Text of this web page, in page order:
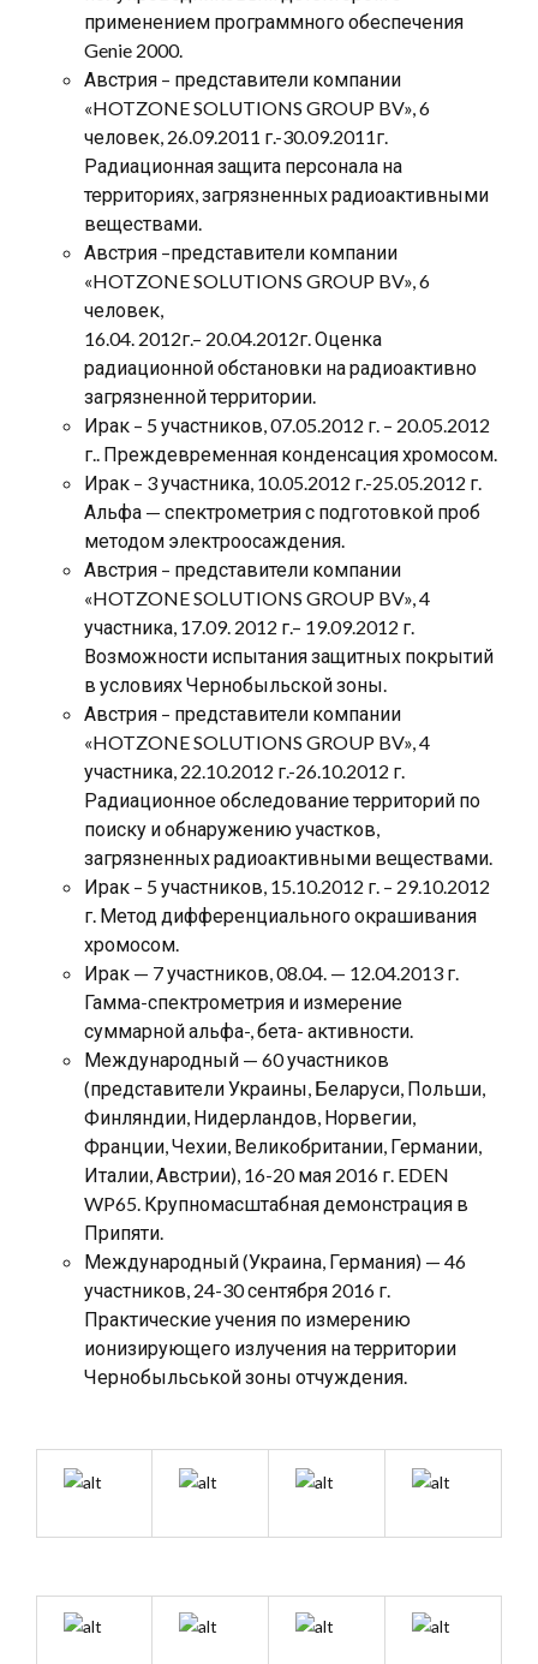
применением программного обеспечения
Genie 2000.
Австрия – представители компании
«HOTZONE SOLUTIONS GROUP BV», 6
человек, 26.09.2011 г.-30.09.2011г.
Радиационная защита персонала на
территориях, загрязненных радиоактивными
веществами.
Австрия –представители компании
«HOTZONE SOLUTIONS GROUP BV», 6
человек,
16.04. 2012г.– 20.04.2012г. Оценка
радиационной обстановки на радиоактивно
загрязненной территории.
Ирак – 5 участников, 07.05.2012 г. – 20.05.2012
г.. Преждевременная конденсация хромосом.
Ирак – 3 участника, 10.05.2012 г.-25.05.2012 г.
Альфа — спектрометрия с подготовкой проб
методом электроосаждения.
Австрия – представители компании
«HOTZONE SOLUTIONS GROUP BV», 4
участника, 17.09. 2012 г.– 19.09.2012 г.
Возможности испытания защитных покрытий
в условиях Чернобыльской зоны.
Австрия – представители компании
«HOTZONE SOLUTIONS GROUP BV», 4
участника, 22.10.2012 г.-26.10.2012 г.
Радиационное обследование территорий по
поиску и обнаружению участков,
загрязненных радиоактивными веществами.
Ирак – 5 участников, 15.10.2012 г. – 29.10.2012
г. Метод дифференциального окрашивания
хромосом.
Ирак — 7 участников, 08.04. — 12.04.2013 г.
Гамма-спектрометрия и измерение
суммарной альфа-, бета- активности.
Международный — 60 участников
(представители Украины, Беларуси, Польши,
Финляндии, Нидерландов, Норвегии,
Франции, Чехии, Великобритании, Германии,
Италии, Австрии), 16-20 мая 2016 г. EDEN
WP65. Крупномасштабная демонстрация в
Припяти.
Международный (Украина, Германия) — 46
участников, 24-30 сентября 2016 г.
Практические учения по измерению
ионизирующего излучения на территории
Чернобыльськой зоны отчуждения.